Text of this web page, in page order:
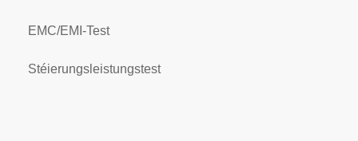
EMC/EMI-Test
Stéierungsleistungstest